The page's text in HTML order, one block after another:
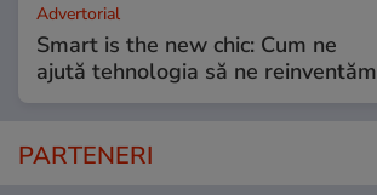
Advertorial
Smart is the new chic: Cum ne
ajută tehnologia să ne reinventăm
PARTENERI